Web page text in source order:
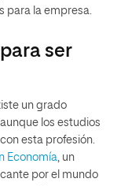
para la empresa.
ser
un grado
los estudios
esta profesión.
Economía, un
por el mundo